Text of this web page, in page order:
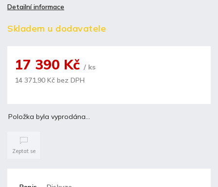
Detailní informace
Skladem u dodavatele
17 390 Kč / ks
14 371,90 Kč bez DPH
Položka byla vyprodána…
Zeptat se